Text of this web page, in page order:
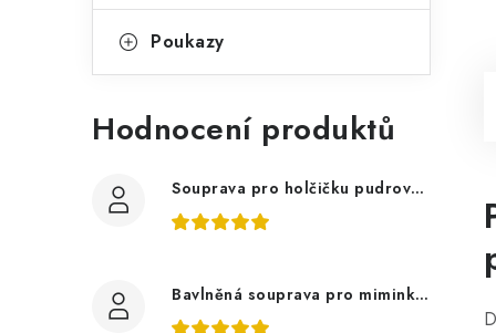
Poukazy
Hodnocení produktů
Souprava pro holčičku pudrově růžová, ptáčci květy
Bavlněná souprava pro miminko, zvířátka v lese